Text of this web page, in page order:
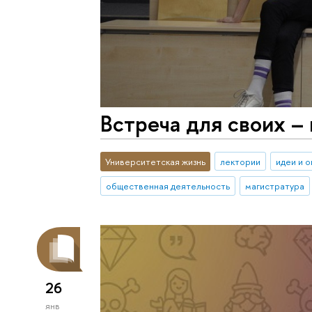
Встреча для своих
Университетская жизнь лектории
идеи и
общественная деятельность
магистратура
26
янв